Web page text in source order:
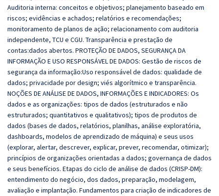
Auditoria interna: conceitos e objetivos; planejamento baseado em
riscos; evidências e achados; relatórios e recomendações;
monitoramento de planos de ação; relacionamento com auditoria
independente, TCU e CGU. Transparência e prestação de
contas:dados abertos. PROTEÇÃO DE DADOS, SEGURANÇA DA
INFORMAÇÃO E USO RESPONSÁVEL DE DADOS: Gestão de riscos de
segurança da informação:Uso responsável de dados: qualidade de
dados; privacidade por design; viés algorítmico e transparência.
NOÇÕES DE ANÁLISE DE DADOS, INFORMAÇÕES E INDICADORES: Os
dados e as organizações: tipos de dados (estruturados e não
estruturados; quantitativos e qualitativos); tipos de produtos de
dados (bases de dados, relatórios, planilhas, análise exploratória,
dashboards, modelos de aprendizado de máquina) e seus usos
(explorar, alertar, descrever, explicar, prever, recomendar, otimizar);
princípios de organizações orientadas a dados; governança de dados
e seus benefícios. Etapas do ciclo de análise de dados (CRISP-DM):
entendimento do negócio, dos dados, preparação, modelagem,
avaliação e implantação. Fundamentos para criação de indicadores de